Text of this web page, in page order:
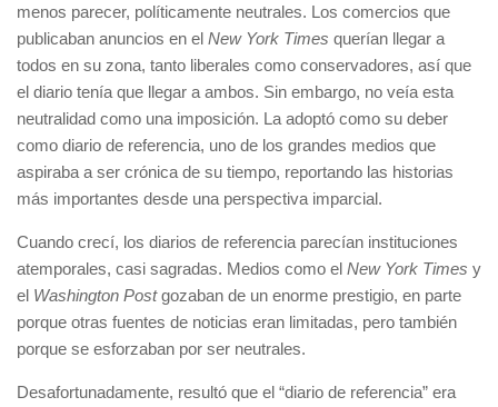
menos parecer, políticamente neutrales. Los comercios que
publicaban anuncios en el New York Times querían llegar a
todos en su zona, tanto liberales como conservadores, así que
el diario tenía que llegar a ambos. Sin embargo, no veía esta
neutralidad como una imposición. La adoptó como su deber
como diario de referencia, uno de los grandes medios que
aspiraba a ser crónica de su tiempo, reportando las historias
más importantes desde una perspectiva imparcial.
Cuando crecí, los diarios de referencia parecían instituciones
atemporales, casi sagradas. Medios como el New York Times y
el Washington Postgozaban de un enorme prestigio, en parte
porque otras fuentes de noticias eran limitadas, pero también
porque se esforzaban por ser neutrales.
Desafortunadamente, resultó que el “diario de referencia” era